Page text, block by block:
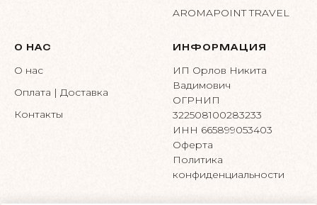
AROMAPOINT TRAVEL
О НАС
О нас
Оплата | Доставка
Контакты
ИНФОРМАЦИЯ
ИП Орлов Никита
Вадимович
ОГРНИП
322508100283233
ИНН 665899053403
Оферта
Политика
конфиденциальности